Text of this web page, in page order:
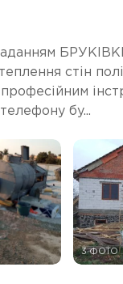
стін
бу...
3 ФОТО